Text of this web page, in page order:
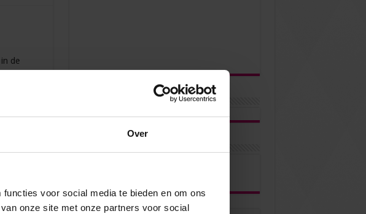
Over
voor social media te bieden en om ons
onze site met onze partners voor social
de
Ben